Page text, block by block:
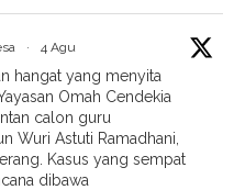
· 4 Agu
hangat yang menyita
Omah Cendekia
calon guru
Wuri Astuti Ramadhani,
Kasus yang sempat
dibawa